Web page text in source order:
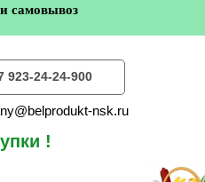
самовывоз
923-24-24-900
!
nsk.ru